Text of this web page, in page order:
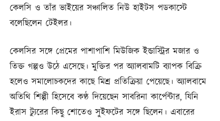
কেলসি ও তাঁর ভাইয়ের সঞ্চালিত নিউ হাইটস পডকাস্টে
বলেছিলেন টেইলর।
কেলসির সঙ্গে প্রেমের পাশাপাশি মিউজিক ইন্ডাস্ট্রির মজার ও
তিক্ত গল্পও উঠে এসেছে। মুক্তির পর অ্যালবামটি ব্যাপক বিক্রি
হলেও সমালোচকদের কাছে মিশ্র প্রতিক্রিয়া পেয়েছে। অ্যালবামে
অতিথি শিল্পী হিসেবে কণ্ঠ দিয়েছেন সাবরিনা কার্পেন্টার, যিনি
ইরাস ট্যুরের কিছু শোতেও সুইফটের সঙ্গে ছিলেন। এবারের